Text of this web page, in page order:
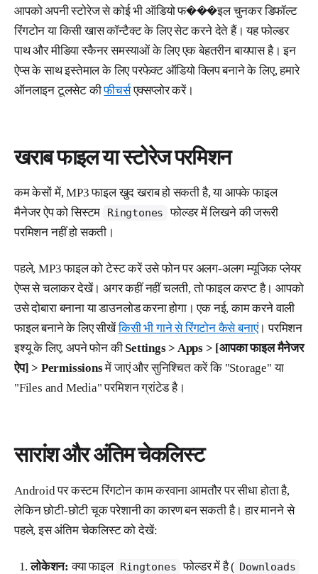
आपको अपनी स्टोरेज से कोई भी ऑडियो फ���इल चुनकर डिफॉल्ट
रिंगटोन या किसी खास कॉन्टैक्ट के लिए सेट करने देते हैं। यह फोल्डर
पाथ और मीडिया स्कैनर समस्याओं के लिए एक बेहतरीन बायपास है। इन
ऐप्स के साथ इस्तेमाल के लिए परफेक्ट ऑडियो क्लिप बनाने के लिए, हमारे
ऑनलाइन टूलसेट कीफीचर्सएक्सप्लोर करें।
खराब फाइल या स्टोरेज परमिशन
कम केसों में, MP3 फाइल खुद खराब हो सकती है, या आपके फाइल
मैनेजर ऐप को सिस्टम
Ringtones फोल्डर में लिखने की जरूरी
परमिशन नहीं हो सकती।
पहले, MP3 फाइल को टेस्ट करें उसे फोन पर अलग-अलग म्यूजिक प्लेयर
ऐप्स से चलाकर देखें। अगर कहीं नहीं चलती, तो फाइल करप्ट है। आपको
उसे दोबारा बनाना या डाउनलोड करना होगा। एक नई, काम करने वाली
फाइल बनाने के लिए सीखेंकिसी भी गाने से रिंगटोन कैसे बनाएं। परमिशन
इश्यू के लिए, अपने फोन की Settings > Apps > [आपका फाइल मैनेजर
ऐप] > Permissionsमें जाएं और सुनिश्चित करें कि "Storage" या
"Files and Media" परमिशन ग्रांटेड है।
सारांश और अंतिम चेकलिस्ट
Android पर कस्टम रिंगटोन काम करवाना आमतौर पर सीधा होता है,
लेकिन छोटी-छोटी चूक परेशानी का कारण बन सकती है। हार मानने से
पहले, इस अंतिम चेकलिस्ट को देखें:
लोकेशन: क्या फाइल Ringtones फोल्डर में है ( Downloads